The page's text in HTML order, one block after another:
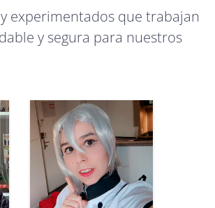
experimentados que trabajan
y segura para nuestros